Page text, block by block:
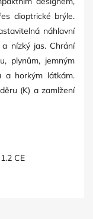
dioptrické brýle.
náhlavní
nízký jas. Chrání
plynům, jemným
a horkým látkám.
(K) a zamlžení
CE